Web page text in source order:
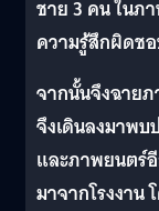
ชาย 3 คน ในภ
ความรู้สึกผิดช
จากนั้นจึงฉาย
จึงเดินลงมาพ
และภาพยนตร์
มาจากโรงงาน